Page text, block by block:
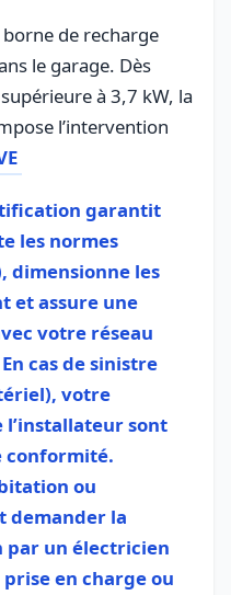
de recharge
le garage. Dès
à 3,7 kW, la
l’intervention
garantit
les normes
dimensionne les
et assure une
votre réseau
cas de sinistre
votre
l’installateur sont
conformité.
ou
demander la
par un électricien
en charge ou